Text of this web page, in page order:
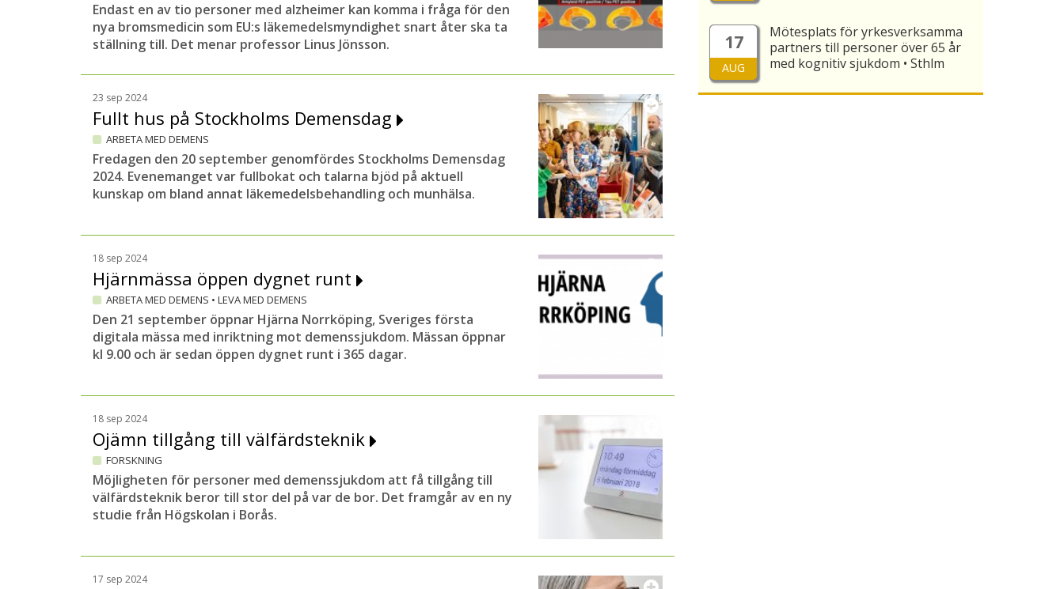
Endast en av tio personer med alzheimer kan komma i fråga för den
nya bromsmedicin som EU:s läkemedelsmyndighet snart åter ska ta
ställning till. Det menar professor Linus Jönsson.
23 sep 2024
Fullt hus på Stockholms Demensdag
ARBETA MED DEMENS
Fredagen den 20 september genomfördes Stockholms Demensdag
2024. Evenemanget var fullbokat och talarna bjöd på aktuell
kunskap om bland annat läkemedelsbehandling och munhälsa.
18 sep 2024
Hjärnmässa öppen dygnet runt
ARBETA MED DEMENS • LEVA MED DEMENS
Den 21 september öppnar Hjärna Norrköping, Sveriges första
digitala mässa med inriktning mot demenssjukdom. Mässan öppnar
kl 9.00 och är sedan öppen dygnet runt i 365 dagar.
18 sep 2024
Ojämn tillgång till välfärdsteknik
FORSKNING
Möjligheten för personer med demenssjukdom att få tillgång till
välfärdsteknik beror till stor del på var de bor. Det framgår av en ny
studie från Högskolan i Borås.
17 sep 2024
17
AUG
Mötesplats för yrkesverksamma
partners till personer över 65 år
med kognitiv sjukdom • Sthlm